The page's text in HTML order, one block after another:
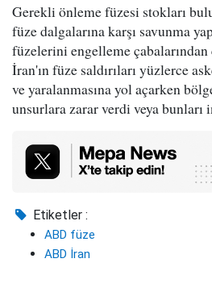
Gerekli önleme füzesi stokları
füze dalgalarına karşı savunma
füzelerini engelleme çabalarından
İran'ın füze saldırıları yüzlerce
ve yaralanmasına yol açarken
unsurlara zarar verdi veya bunları
Etiketler :
ABD füze
ABD İran